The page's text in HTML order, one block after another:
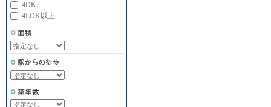
4DK
4LDK以上